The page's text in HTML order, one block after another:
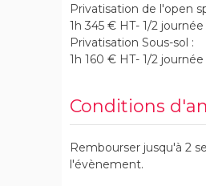
Privatisation de l'open
1h 345 € HT- 1/2
Privatisation Sous-sol :
1h 160 € HT- 1/2
Conditions
Rembourser jusqu'à 2
l'évènement.